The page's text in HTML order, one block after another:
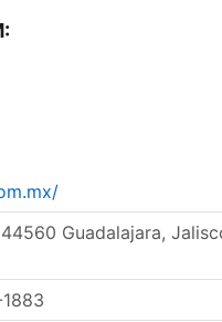
Guadalajara,